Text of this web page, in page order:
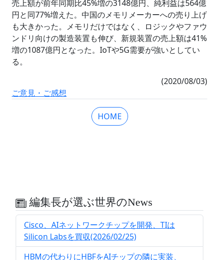
売上額が前年同期比45%増の3148億円、純利益は564億
円と同77%増えた。中国のメモリメーカーへの売り上げ
も大きかった。メモリだけではなく、ロジックやファウ
ンドリ向けの製造装置も伸び、新規装置の売上額は41%
増の1087億円となった。IoTや5G需要が強いとしてい
る。
(2020/08/03)
ご意見・ご感想
HOME
編集長が選ぶ世界のNews
Cisco、AIネットワークチップを開発、TIは
Silicon Labsを買収(2026/02/25)
HBMの代わりにHBFをAIチップの隣に実装、